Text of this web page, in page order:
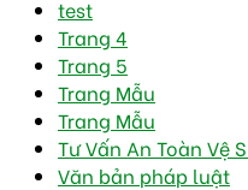
test
Trang 4
Trang 5
Trang Mẫu
Trang Mẫu
Tư Vấn An Toàn Vệ
Văn bản pháp luật